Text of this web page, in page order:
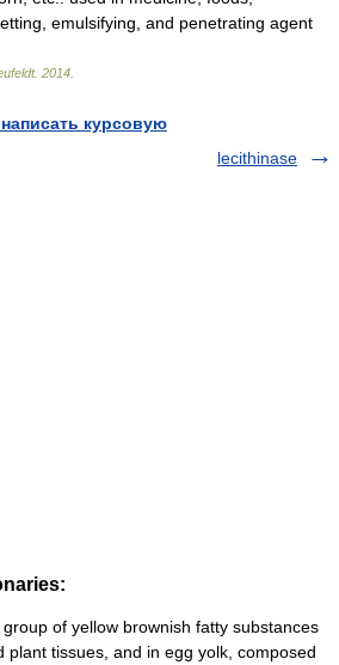
emulsifying, and penetrating agent
. 2014
курсовую
lecithinase
of yellow brownish fatty substances
plant tissues, and in egg yolk, composed